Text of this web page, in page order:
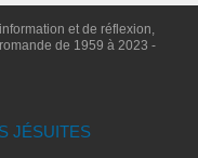
et de réflexion,
de 1959 à 2023 -
JÉSUITES